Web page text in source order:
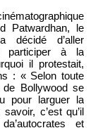
Patwardhan, le
décidé d’aller
participer à la
il protestait,
: « Selon toute
Bollywood se
pour larguer la
c’est qu’il
et